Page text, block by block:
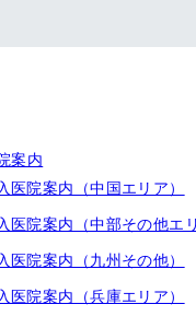
案内
医院案内（中国エリア）
医院案内（中部その他エリ
医院案内（九州その他）
医院案内（兵庫エリア）